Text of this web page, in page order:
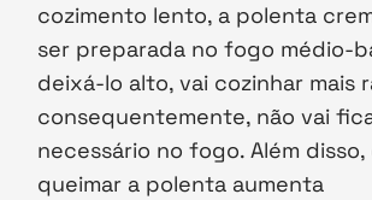
cozimento lento, a polenta
ser preparada no fogo médio-
deixá-lo alto, vai cozinhar mais
consequentemente, não vai
necessário no fogo. Além
queimar a polenta aumenta